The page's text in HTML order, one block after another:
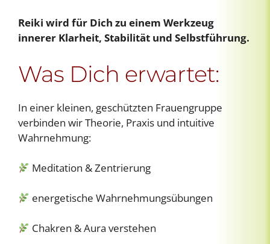
Reiki wird für Dich zu einem Werkzeug
innerer Klarheit, Stabilität und Selbstführung.
Was Dich erwartet:
In einer kleinen, geschützten Frauengruppe
verbinden wir Theorie, Praxis und intuitive
Wahrnehmung:
Meditation & Zentrierung
energetische Wahrnehmungsübungen
Chakren & Aura verstehen